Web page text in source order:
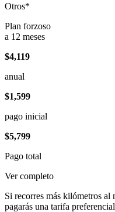
Otros*
Plan forzoso
a 12 meses
$4,119
anual
$1,599
pago inicial
$5,799
Pago total
Ver completo
Si recorres más kilómetros al
pagarás una tarifa